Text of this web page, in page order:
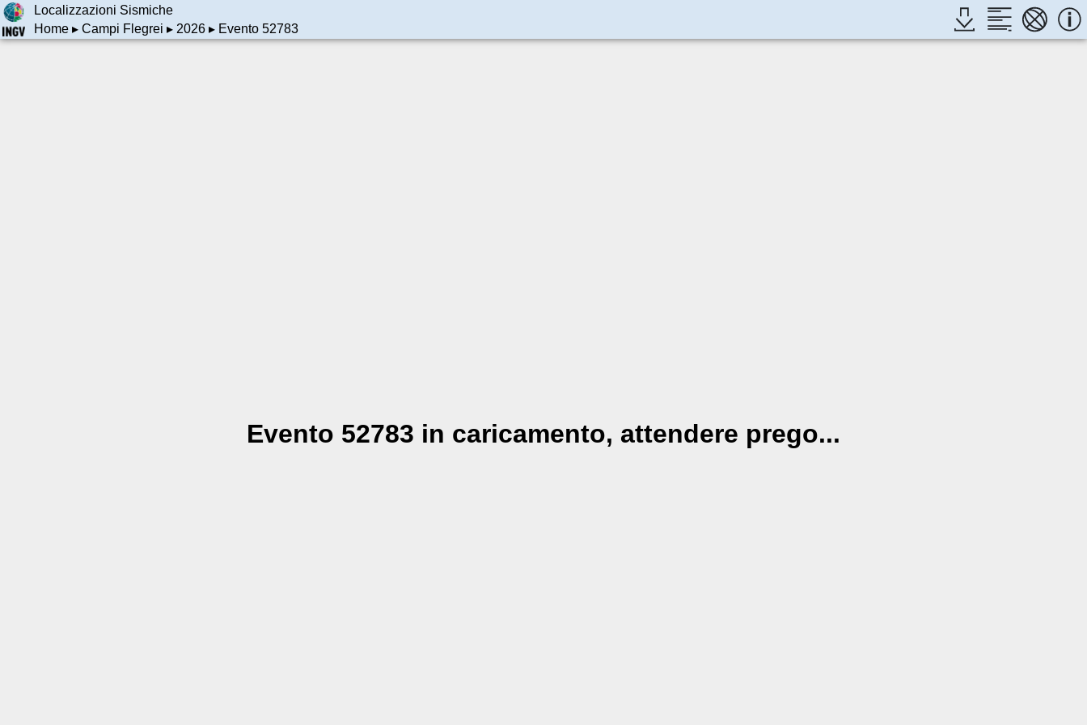
Localizzazioni Sismiche
Home▸ Campi Flegrei ▸ 2026▸ Evento 52783
Evento 52783 in caricamento, attendere prego...